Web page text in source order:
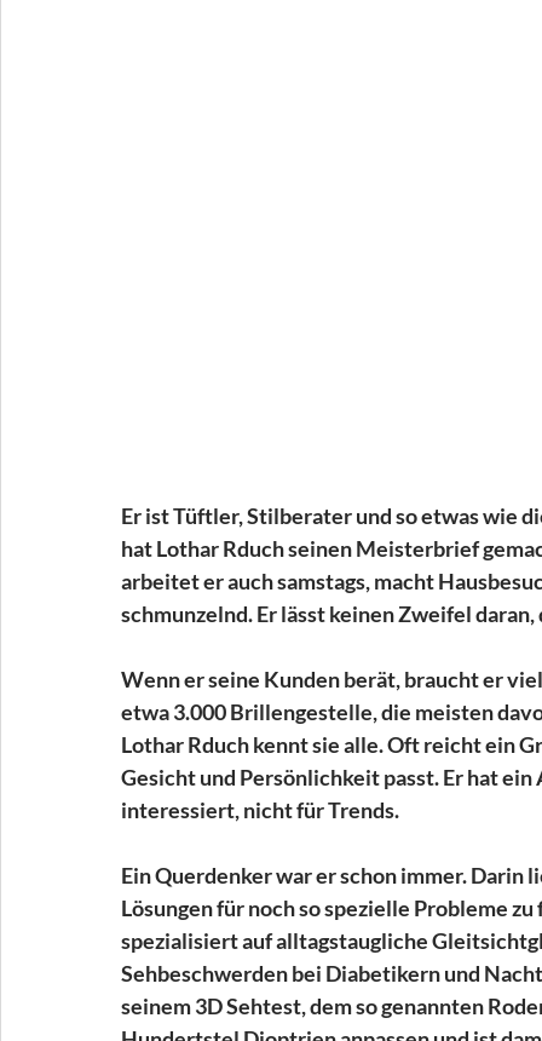
Er ist Tüftler, Stilberater und so etwas wie
hat Lothar Rduch seinen Meisterbrief
arbeitet er auch samstags, macht
schmunzelnd. Er lässt keinen Zweifel
Wenn er seine Kunden berät, braucht er
etwa 3.000 Brillengestelle, die meisten
Lothar Rduch kennt sie alle. Oft reicht ein
Gesicht und Persönlichkeit passt. Er hat
interessiert, nicht für Trends.
Ein Querdenker war er schon immer.
Lösungen für noch so spezielle Probleme
spezialisiert auf alltagstaugliche
Sehbeschwerden bei Diabetikern und
seinem 3D Sehtest, dem so genannten